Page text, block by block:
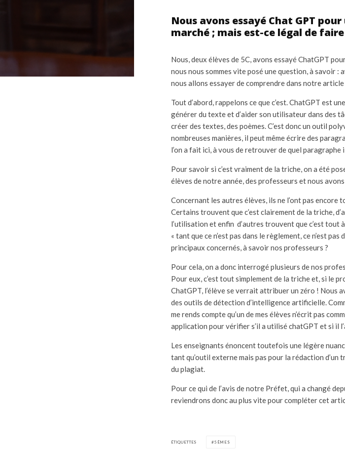
Nous avons essayé Chat GPT
marché ; mais est-ce légal de faire
Nous, deux élèves de 5C, avons essayé ChatGPT
nous nous sommes vite posé une question, à savoir :
nous allons essayer de comprendre dans notre
Tout d’abord, rappelons ce que c’est. ChatGPT est
générer du texte et d’aider son utilisateur dans des
créer des textes, des poèmes. C’est donc un outil
nombreuses manières, il peut même écrire des
l’on a fait ici, à vous de retrouver de quel paragraphe
Pour savoir si c’est vraiment de la triche, on a été
élèves de notre année, des professeurs et nous
Concernant les autres élèves, ils ne l’ont pas
Certains trouvent que c’est clairement de la triche,
l’utilisation et enfin d’autres trouvent que c’est tout
« tant que ce n’est pas dans le règlement, ce n’est
principaux concernés, à savoir nos professeurs ?
Pour cela, on a donc interrogé plusieurs de nos
Pour eux, c’est tout simplement de la triche et, si le
ChatGPT, l’élève se verrait attribuer un zéro ! Nous
des outils de détection d’intelligence artificielle.
me rends compte qu’un de mes élèves n’écrit pas
application pour vérifier s’il a utilisé chatGPT et si il
Les enseignants énoncent toutefois une légère
tant qu’outil externe mais pas pour la rédaction
du plagiat.
Pour ce qui de l’avis de notre Préfet, qui a changé
reviendrons donc au plus vite pour compléter cet
ÉTIQUETTES 5ÈMES